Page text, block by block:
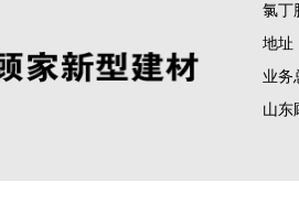
氯丁
地址
业务
山东